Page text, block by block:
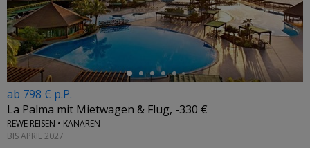
←
ab 798 € p.P.
La Palma mit Mietwagen & Flug, -330 €
REWE REISEN • KANAREN
BIS APRIL 2027